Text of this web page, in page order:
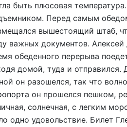
быть плюсовая
Перед самым
вышестоящий штаб,
важных документов.
обеденного перерыва
домой, туда и отправился.
он разошелся, так что
он прошелся пешком,
солнечная, с легким
одно удовольствие. Билет